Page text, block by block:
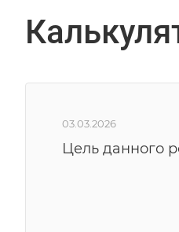
03.03.2026
Цель данного